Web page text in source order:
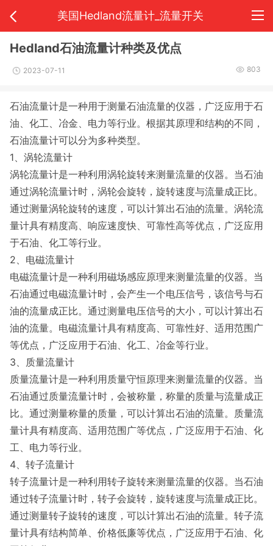
美国Hedland流量计_流量开关
Hedland石油流量计种类及优点
2023-07-11 803
石油流量计是一种用于测量石油流量的仪器，广泛应用于石
油、化工、冶金、电力等行业。根据其原理和结构的不同，
石油流量计可以分为多种类型。
1、涡轮流量计
涡轮流量计是一种利用涡轮旋转来测量流量的仪器。当石油
通过涡轮流量计时，涡轮会旋转，旋转速度与流量成正比。
通过测量涡轮旋转的速度，可以计算出石油的流量。涡轮流
量计具有精度高、响应速度快、可靠性高等优点，广泛应用
于石油、化工等行业。
2、电磁流量计
电磁流量计是一种利用磁场感应原理来测量流量的仪器。当
石油通过电磁流量计时，会产生一个电压信号，该信号与石
油的流量成正比。通过测量电压信号的大小，可以计算出石
油的流量。电磁流量计具有精度高、可靠性好、适用范围广
等优点，广泛应用于石油、化工、冶金等行业。
3、质量流量计
质量流量计是一种利用质量守恒原理来测量流量的仪器。当
石油通过质量流量计时，会被称量，称量的质量与流量成正
比。通过测量称量的质量，可以计算出石油的流量。质量流
量计具有精度高、适用范围广等优点，广泛应用于石油、化
工、电力等行业。
4、转子流量计
转子流量计是一种利用转子旋转来测量流量的仪器。当石油
通过转子流量计时，转子会旋转，旋转速度与流量成正比。
通过测量转子旋转的速度，可以计算出石油的流量。转子流
量计具有结构简单、价格低廉等优点，广泛应用于石油、化